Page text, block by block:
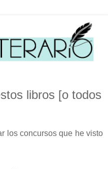
libros [o todos
los concursos que he visto